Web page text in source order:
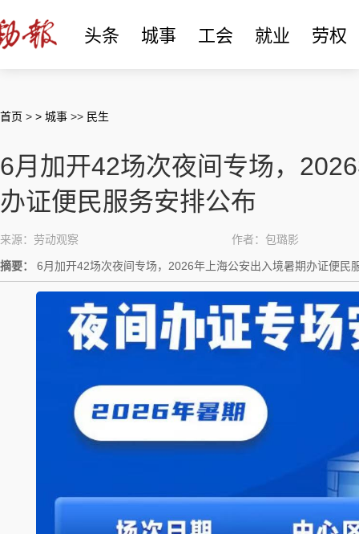
头条 城事 工会 就业 劳权
首页 > > 城事 >> 民生
6月加开42场次夜间专场，
办证便民服务安排公布
来源：劳动观察 作者：包璐影
摘要： 6月加开42场次夜间专场，2026年上海公安出入境暑期办证便民